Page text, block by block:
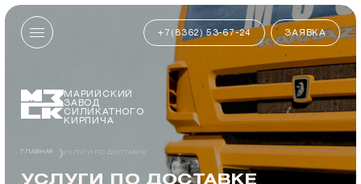
+7(8362) 53-67-24 ЗАЯВКА
МАРИЙСКИЙ
ЗАВОД
СИЛИКАТНОГО
КИРПИЧА
ГЛАВНАЯ УСЛУГИ ПО ДОСТАВКЕ
УСЛУГИ ПО ДОСТАВКЕ